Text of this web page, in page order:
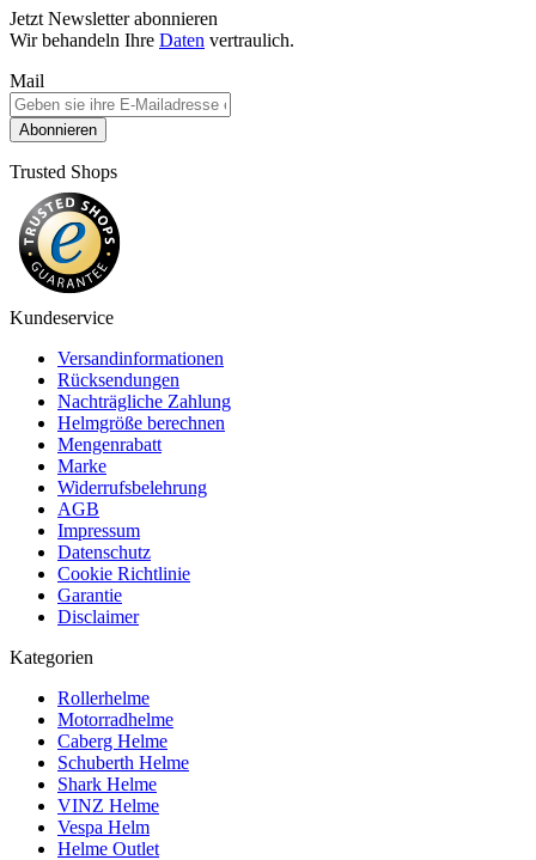
Jetzt Newsletter abonnieren
Wir behandeln Ihre Daten vertraulich.
Mail
Abonnieren
Trusted Shops
Kundeservice
Versandinformationen
Rücksendungen
Nachträgliche Zahlung
Helmgröße berechnen
Mengenrabatt
Marke
Widerrufsbelehrung
AGB
Impressum
Datenschutz
Cookie Richtlinie
Garantie
Disclaimer
Kategorien
Rollerhelme
Motorradhelme
Caberg Helme
Schuberth Helme
Shark Helme
VINZ Helme
Vespa Helm
Helme Outlet